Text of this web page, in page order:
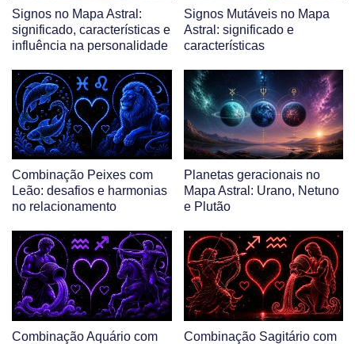
Signos no Mapa Astral:
significado, características e
influência na personalidade
Signos Mutáveis no Mapa
Astral: significado e
características
Combinação Peixes com
Leão: desafios e harmonias
no relacionamento
Planetas geracionais no
Mapa Astral: Urano, Netuno
e Plutão
Combinação Aquário com
Combinação Sagitário com